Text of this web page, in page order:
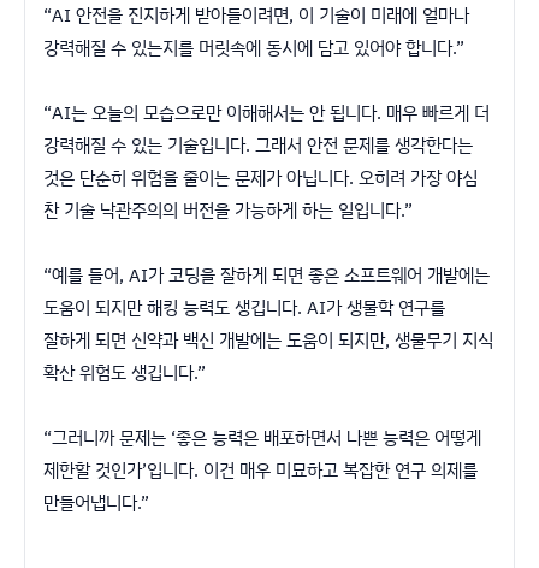
“AI 안전을 진지하게 받아들이려면, 이 기술이 미래에 얼마나
강력해질 수 있는지를 머릿속에 동시에 담고 있어야 합니다.”
“AI는 오늘의 모습으로만 이해해서는 안 됩니다. 매우 빠르게 더
강력해질 수 있는 기술입니다. 그래서 안전 문제를 생각한다는
것은 단순히 위험을 줄이는 문제가 아닙니다. 오히려 가장 야심
찬 기술 낙관주의의 버전을 가능하게 하는 일입니다.”
“예를 들어, AI가 코딩을 잘하게 되면 좋은 소프트웨어 개발에는
도움이 되지만 해킹 능력도 생깁니다. AI가 생물학 연구를
잘하게 되면 신약과 백신 개발에는 도움이 되지만, 생물무기 지식
확산 위험도 생깁니다.”
“그러니까 문제는 ‘좋은 능력은 배포하면서 나쁜 능력은 어떻게
제한할 것인가’입니다. 이건 매우 미묘하고 복잡한 연구 의제를
만들어냅니다.”